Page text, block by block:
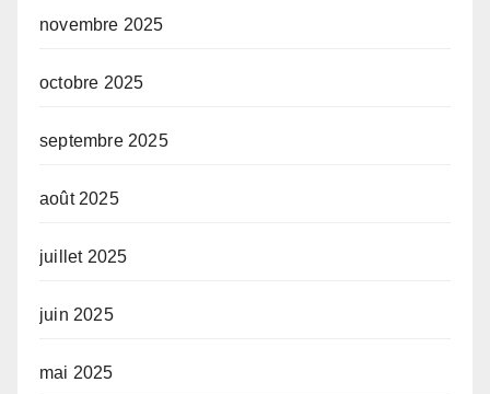
novembre 2025
octobre 2025
septembre 2025
août 2025
juillet 2025
juin 2025
mai 2025